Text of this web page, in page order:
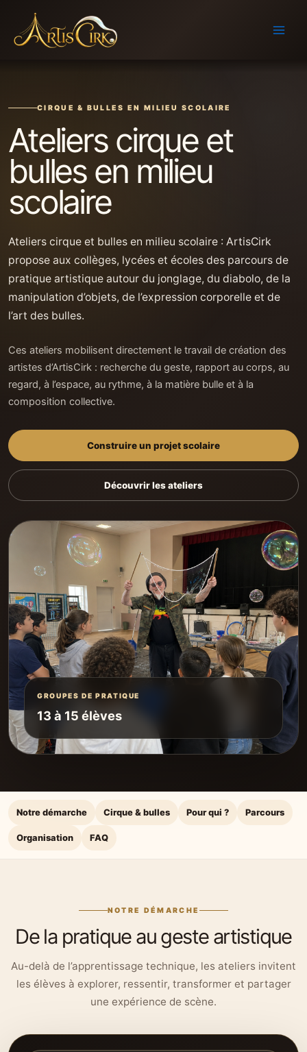
contenu
CIRQUE & BULLES EN MILIEU SCOLAIRE
Ateliers cirque et
bulles en milieu
scolaire
Ateliers cirque et bulles en milieu scolaire : ArtisCirk
propose aux collèges, lycées et écoles des parcours de
pratique artistique autour du jonglage, du diabolo, de la
manipulation d’objets, de l’expression corporelle et de
l’art des bulles.
Ces ateliers mobilisent directement le travail de création des
artistes d’ArtisCirk : recherche du geste, rapport au corps, au
regard, à l’espace, au rythme, à la matière bulle et à la
composition collective.
Construire un projet scolaire
Découvrir les ateliers
GROUPES DE PRATIQUE
13 à 15 élèves
Notre démarche Cirque & bulles Pour qui ? Parcours
Organisation FAQ
NOTRE DÉMARCHE
De la pratique au geste artistique
Au-delà de l’apprentissage technique, les ateliers invitent
les élèves à explorer, ressentir, transformer et partager
une expérience de scène.